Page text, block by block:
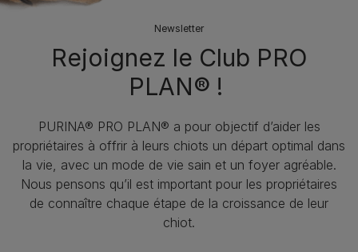
Newsletter
Rejoignez le Club PRO
PLAN® !
PURINA® PRO PLAN® a pour objectif d’aider les
propriétaires à offrir à leurs chiots un départ optimal dans
la vie, avec un mode de vie sain et un foyer agréable.
Nous pensons qu’il est important pour les propriétaires
de connaître chaque étape de la croissance de leur
chiot.